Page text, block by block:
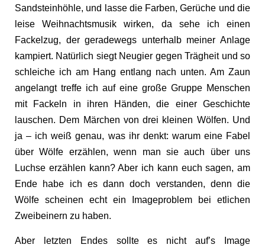
Sandsteinhöhle, und lasse die Farben, Gerüche und die
leise Weihnachtsmusik wirken, da sehe ich einen
Fackelzug, der geradewegs unterhalb meiner Anlage
kampiert. Natürlich siegt Neugier gegen Trägheit und so
schleiche ich am Hang entlang nach unten. Am Zaun
angelangt treffe ich auf eine große Gruppe Menschen
mit Fackeln in ihren Händen, die einer Geschichte
lauschen. Dem Märchen von drei kleinen Wölfen. Und
ja – ich weiß genau, was ihr denkt: warum eine Fabel
über Wölfe erzählen, wenn man sie auch über uns
Luchse erzählen kann? Aber ich kann euch sagen, am
Ende habe ich es dann doch verstanden, denn die
Wölfe scheinen echt ein Imageproblem bei etlichen
Zweibeinern zu haben.
Aber letzten Endes sollte es nicht auf’s Image